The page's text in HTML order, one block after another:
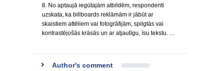
8. No aptaujā iegūtajām atbildēm, respondenti
uzskata, ka billboards reklāmām ir jābūt ar
skaistiem attēliem vai fotogrāfijām, spilgtās vai
kontrastējošās krāsās un ar atjautīgu, īsu tekstu. …
Author's comment